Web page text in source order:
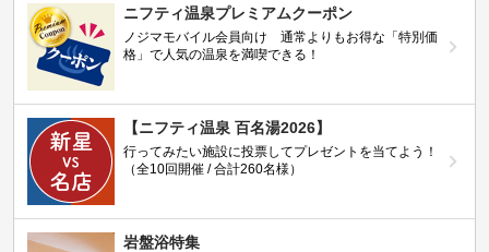
ニフティ温泉プレミアムクーポン
ノジマモバイル会員向け 通常よりもお得な「特別価
格」で人気の温泉を満喫できる！
【ニフティ温泉 百名湯2026】
行ってみたい施設に投票してプレゼントを当てよう！
（全10回開催 / 合計260名様）
岩盤浴特集